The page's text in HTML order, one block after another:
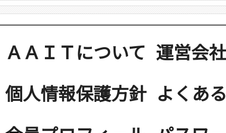
ＡＡＩＴについて 運営会社
個人情報保護方針 よくあ